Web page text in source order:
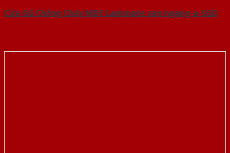
Cửa Gỗ Chống Cháy MDF Laminate van ngang-a-SGD